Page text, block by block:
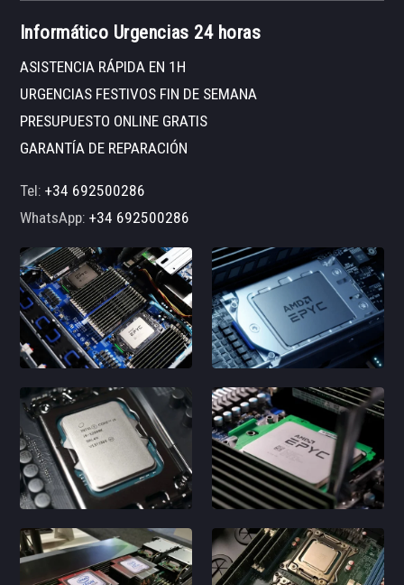
Informático Urgencias 24 horas
ASISTENCIA RÁPIDA EN 1H
URGENCIAS FESTIVOS FIN DE SEMANA
PRESUPUESTO ONLINE GRATIS
GARANTÍA DE REPARACIÓN
Tel:+34 692500286
WhatsApp:+34 692500286